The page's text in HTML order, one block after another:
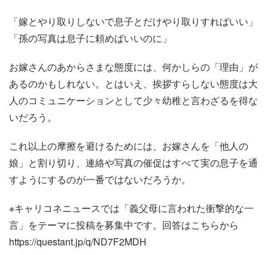
「嫁とやり取りしないで息子とだけやり取りすればいい」
「孫の写真は息子に頼めばいいのに」
お嫁さんのあからさまな態度には、何かしらの「理由」が
あるのかもしれない。とはいえ、挨拶すらしない態度は大
人のコミュニケーションとして少々幼稚と言わざるを得な
いだろう。
これ以上の摩擦を避けるためには、お嫁さんを「他人の
娘」と割り切り、連絡や写真の催促はすべて実の息子を通
すようにするのが一番ではないだろうか。
※キャリコネニュースでは「義父母に言われた衝撃的な一
言」をテーマに投稿を募集中です。回答はこちらから
https://questant.jp/q/ND7F2MDH